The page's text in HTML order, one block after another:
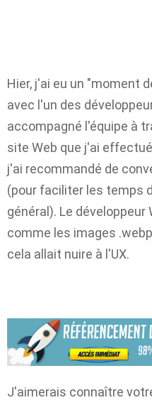
Hier, j'ai eu un "moment
avec l'un des
accompagné l'équipe à
site Web que j'ai
j'ai recommandé de
(pour faciliter les temps
général). Le développeur
comme les images
cela allait nuire à l'UX.
J'aimerais connaître